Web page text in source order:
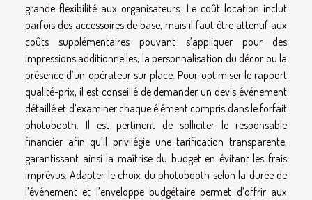
grande flexibilité aux organisateurs. Le coût location inclut
parfois des accessoires de base, mais il faut être attentif aux
coûts supplémentaires pouvant s’appliquer pour des
impressions additionnelles, la personnalisation du décor ou la
présence d’un opérateur sur place. Pour optimiser le rapport
qualité-prix, il est conseillé de demander un devis événement
détaillé et d’examiner chaque élément compris dans le forfait
photobooth. Il est pertinent de solliciter le responsable
financier afin qu’il privilégie une tarification transparente,
garantissant ainsi la maîtrise du budget en évitant les frais
imprévus. Adapter le choix du photobooth selon la durée de
l’événement et l’enveloppe budgétaire permet d’offrir aux